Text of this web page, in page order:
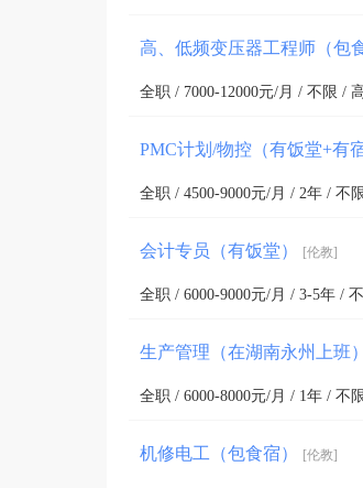
高、低频变压器工程师（包
全职 / 7000-12000元/月 / 不限 /
PMC计划/物控（有饭堂+有
全职 / 4500-9000元/月 / 2年 / 不
会计专员（有饭堂） [伦教]
全职 / 6000-9000元/月 / 3-5年 /
生产管理（在湖南永州上班）
全职 / 6000-8000元/月 / 1年 / 不
机修电工（包食宿） [伦教]